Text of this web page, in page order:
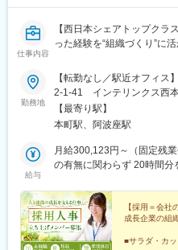
仕事内容
【西日本シェアトップクラ
った経験を“組織づくり”に
勤務地
【転勤なし／駅近オフィス
2-1-41 インテリンクス西
セス】・大阪メトロ御堂筋
出口より徒歩6分・大阪メト
【最寄り駅】
本町駅、阿波座駅
給与
月給300,123円～（固定残
の有無に関わらず 20時間
POINT／★年収100万円以
評価・報酬制度も継続的に
【採用＝会社
成長企業の組
■サラダ・カ